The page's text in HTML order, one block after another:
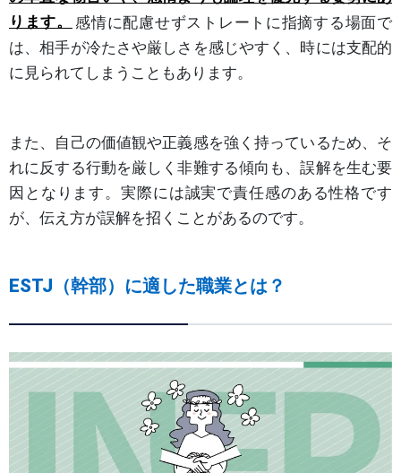
ります。
感情に配慮せずストレートに指摘する場面で
は、相手が冷たさや厳しさを感じやすく、時には支配的
に見られてしまうこともあります。
また、自己の価値観や正義感を強く持っているため、そ
れに反する行動を厳しく非難する傾向も、誤解を生む要
因となります。実際には誠実で責任感のある性格です
が、伝え方が誤解を招くことがあるのです。
ESTJ（幹部）に適した職業とは？